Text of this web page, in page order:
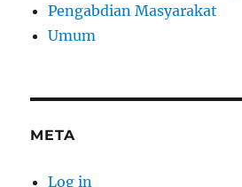
Pengabdian Masyarakat
Umum
META
Log in